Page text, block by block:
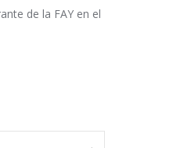
de la FAY en el